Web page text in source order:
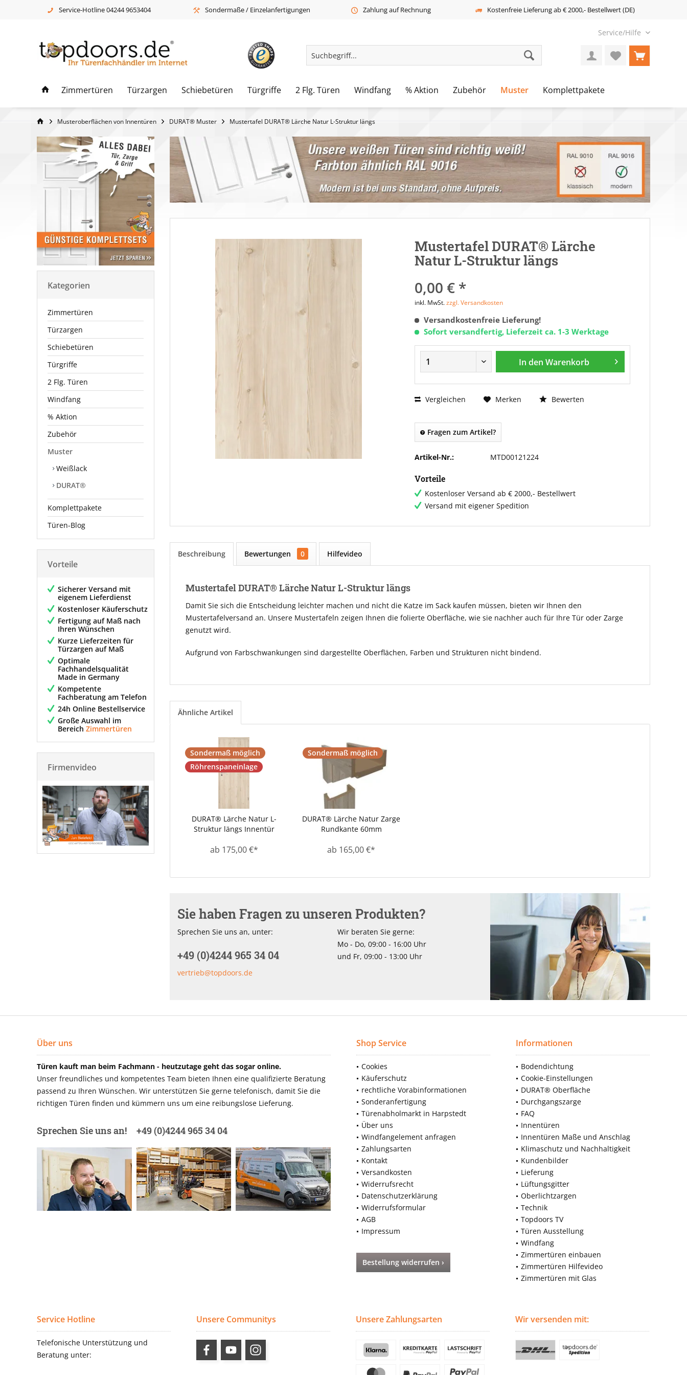
Service-Hotline 04244 9653404 Sondermaße / Einzelanfertigungen Zahlung auf Rechnung Kostenfreie Lieferung ab € 2000,- Bestellwert (DE)
Service/Hilfe
Zimmertüren Türzargen Schiebetüren Türgriffe 2 Flg. Türen Windfang % Aktion Zubehör Muster Komplettpakete
Musteroberflächen von Innentüren DURAT® Muster Mustertafel DURAT® Lärche Natur L-Struktur längs
Kategorien
Zimmertüren
Türzargen
Schiebetüren
Türgriffe
2 Flg. Türen
Windfang
% Aktion
Zubehör
Muster
Weißlack
DURAT®
Komplettpakete
Türen-Blog
Vorteile
Sicherer Versand mit
eigenem Lieferdienst
Kostenloser Käuferschutz
Fertigung auf Maß nach
Ihren Wünschen
Kurze Lieferzeiten für
Türzargen auf Maß
Optimale
Fachhandelsqualität
Made in Germany
Kompetente
Fachberatung am Telefon
24h Online Bestellservice
Große Auswahl im
Bereich Zimmertüren
Firmenvideo
Mustertafel DURAT® Lärche
Natur L-Struktur längs
0,00 € *
inkl. MwSt.zzgl. Versandkosten
Versandkostenfreie Lieferung!
Sofort versandfertig, Lieferzeit ca. 1-3 Werktage
In den Warenkorb
Vergleichen Merken Bewerten
Fragen zum Artikel?
Artikel-Nr.: MTD00121224
Vorteile
Kostenloser Versand ab € 2000,- Bestellwert
Versand mit eigener Spedition
Beschreibung Bewertungen 0 Hilfevideo
Mustertafel DURAT® Lärche Natur L-Struktur längs
Damit Sie sich die Entscheidung leichter machen und nicht die Katze im Sack kaufen müssen, bieten wir Ihnen den
Mustertafelversand an. Unsere Mustertafeln zeigen Ihnen die folierte Oberfläche, wie sie nachher auch für Ihre Tür oder Zarge
genutzt wird.
Aufgrund von Farbschwankungen sind dargestellte Oberflächen, Farben und Strukturen nicht bindend.
Ähnliche Artikel
Sondermaß möglich
Röhrenspaneinlage
DURAT® Lärche Natur L-
Struktur längs Innentür
ab 175,00 €*
Sondermaß möglich
DURAT® Lärche Natur Zarge
Rundkante 60mm
ab 165,00 €*
Sie haben Fragen zu unseren Produkten?
Sprechen Sie uns an, unter:
+49 (0)4244 965 34 04
vertrieb@topdoors.de
Wir beraten Sie gerne:
Mo - Do, 09:00 - 16:00 Uhr
und Fr, 09:00 - 13:00 Uhr
Über uns
Türen kauft man beim Fachmann - heutzutage geht das sogar online.
Unser freundliches und kompetentes Team bieten Ihnen eine qualifizierte Beratung
passend zu Ihren Wünschen. Wir unterstützen Sie gerne telefonisch, damit Sie die
richtigen Türen finden und kümmern uns um eine reibungslose Lieferung.
Sprechen Sie uns an! +49 (0)4244 965 34 04
Shop Service
Cookies
Käuferschutz
rechtliche Vorabinformationen
Sonderanfertigung
Türenabholmarkt in Harpstedt
Über uns
Windfangelement anfragen
Zahlungsarten
Kontakt
Versandkosten
Widerrufsrecht
Datenschutzerklärung
Widerrufsformular
AGB
Impressum
Bestellung widerrufen ›
Informationen
Bodendichtung
Cookie-Einstellungen
DURAT® Oberfläche
Durchgangszarge
FAQ
Innentüren
Innentüren Maße und Anschlag
Klimaschutz und Nachhaltigkeit
Kundenbilder
Lieferung
Lüftungsgitter
Oberlichtzargen
Technik
Topdoors TV
Türen Ausstellung
Windfang
Zimmertüren einbauen
Zimmertüren Hilfevideo
Zimmertüren mit Glas
Service Hotline
Telefonische Unterstützung und
Beratung unter:
Unsere Communitys Unsere Zahlungsarten Wir versenden mit: